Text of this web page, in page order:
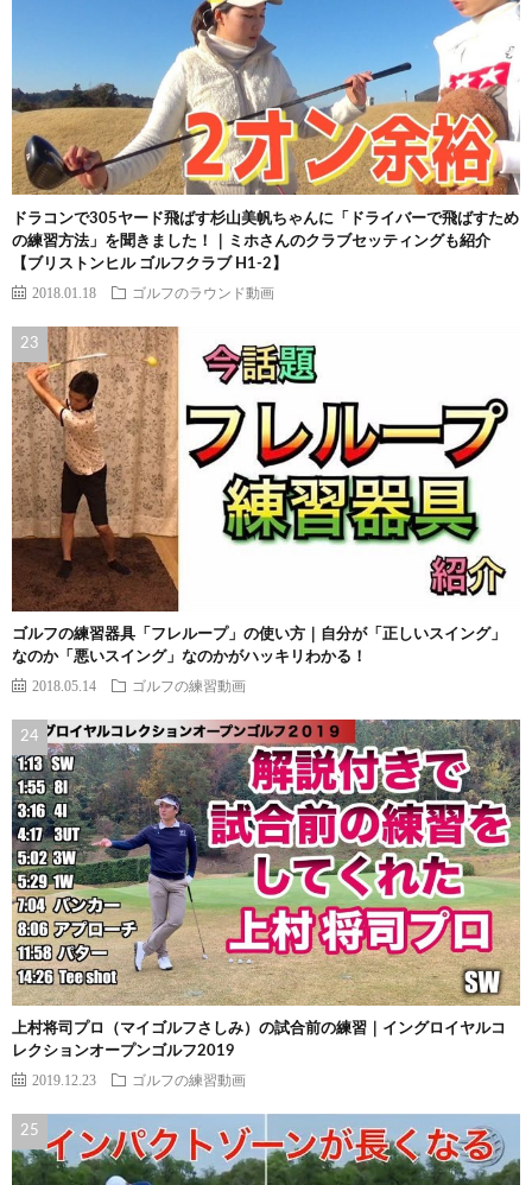
ドラコンで305ヤード飛ばす杉山美帆ちゃんに「ドライバーで飛ばすため
の練習方法」を聞きました！｜ミホさんのクラブセッティングも紹介
【ブリストンヒル ゴルフクラブ H1-2】
2018.01.18 ゴルフのラウンド動画
ゴルフの練習器具「フレループ」の使い方｜自分が「正しいスイング」
なのか「悪いスイング」なのかがハッキリわかる！
2018.05.14 ゴルフの練習動画
上村将司プロ（マイゴルフさしみ）の試合前の練習｜イングロイヤルコ
レクションオープンゴルフ2019
2019.12.23 ゴルフの練習動画